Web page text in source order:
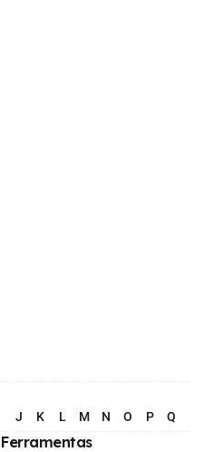
J K L M N O P Q
Ferramentas